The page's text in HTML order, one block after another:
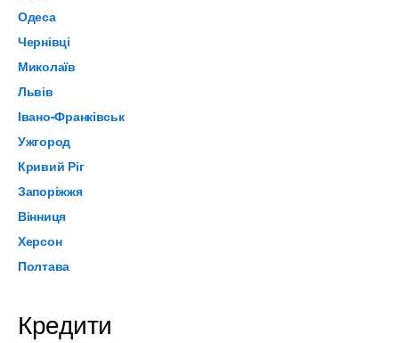
Одеса
Чернівці
Миколаїв
Львів
Івано-Франківськ
Ужгород
Кривий Ріг
Запоріжжя
Вінниця
Херсон
Полтава
Кредити